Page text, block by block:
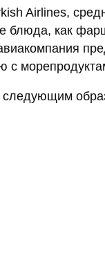
Airlines,
блюда, как
с
следующим